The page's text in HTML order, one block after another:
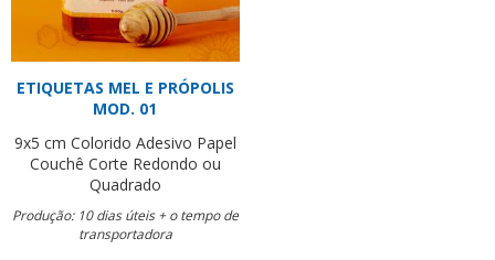
ETIQUETAS MEL E PRÓPOLIS
MOD. 01
9x5 cm Colorido Adesivo Papel
Couchê Corte Redondo ou
Quadrado
Produção: 10 dias úteis + o tempo de
transportadora